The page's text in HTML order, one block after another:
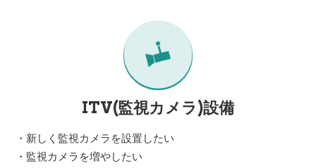
ITV(監視カメラ)設備
・新しく監視カメラを設置したい
・監視カメラを増やしたい